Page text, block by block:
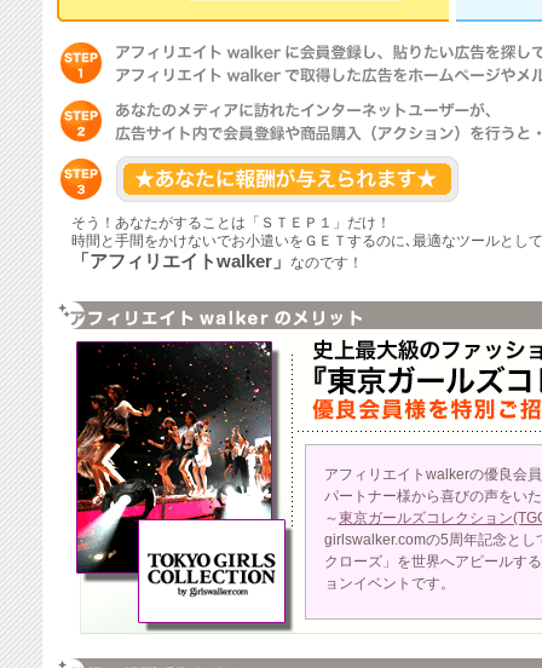
そう！あなたがすることは「ＳＴＥＰ１」だけ！
時間と手間をかけないでお小遣いをＧＥＴするのに､最適なツールとし
「アフィリエイトwalker」 なのです！
アフィリエイトwalkerの優良会
パートナー様から喜びの声をい
～東京ガールズコレクション
girlswalker.comの5周年記念と
クローズ」を世界へアピールす
ョンイベントです。